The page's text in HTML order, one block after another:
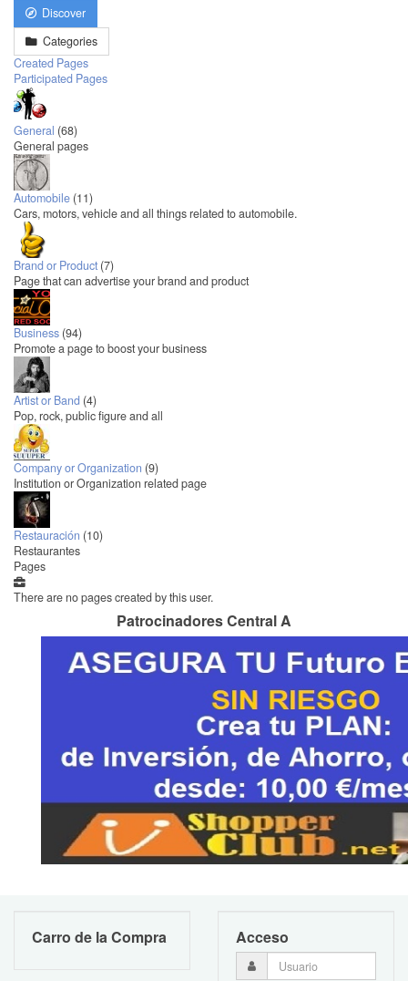
Discover
Categories
Created Pages
Participated Pages
General (68)
General pages
Automobile (11)
Cars, motors, vehicle and all things related to automobile.
Brand or Product (7)
Page that can advertise your brand and product
Business (94)
Promote a page to boost your business
Artist or Band (4)
Pop, rock, public figure and all
Company or Organization (9)
Institution or Organization related page
Restauración (10)
Restaurantes
Pages
There are no pages created by this user.
Patrocinadores Central A
Carro de la Compra Acceso